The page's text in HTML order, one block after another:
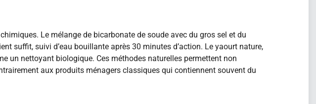
Le mélange de bicarbonate de soude avec du gros sel et du
suffit, suivi d’eau bouillante après 30 minutes d’action. Le yaourt nature,
un nettoyant biologique. Ces méthodes naturelles permettent non
aux produits ménagers classiques qui contiennent souvent du